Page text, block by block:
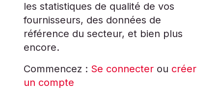
les statistiques de qualité de vos
fournisseurs, des données de
référence du secteur, et bien plus
encore.
Commencez : Se connecter ou créer
un compte